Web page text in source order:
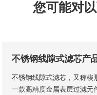
您可能对
不锈钢线隙式滤芯产
不锈钢线隙式滤芯，又称楔
一款高精度金属表层过滤元